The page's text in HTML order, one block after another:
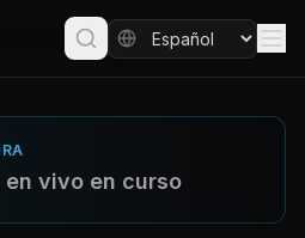
en vivo en curso